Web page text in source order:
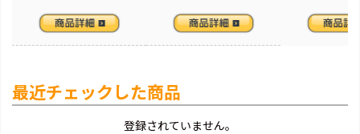
最近チェックした商品
登録されていません。